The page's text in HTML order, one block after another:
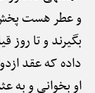
و عطر هست پخش
بگیرند و تا روز
داده که عقد
او بخوانی و به